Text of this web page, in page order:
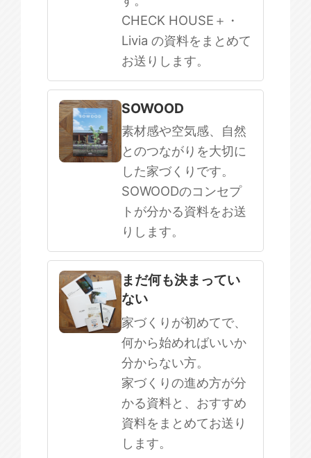
CHECK HOUSE＋・
Livia の資料をまとめて
お送りします。
SOWOOD
素材感や空気感、自然
とのつながりを大切に
した家づくりです。
SOWOODのコンセプ
トが分かる資料をお送
りします。
まだ何も決まってい
ない
家づくりが初めてで、
何から始めればいいか
分からない方。
家づくりの進め方が分
かる資料と、おすすめ
資料をまとめてお送り
します。